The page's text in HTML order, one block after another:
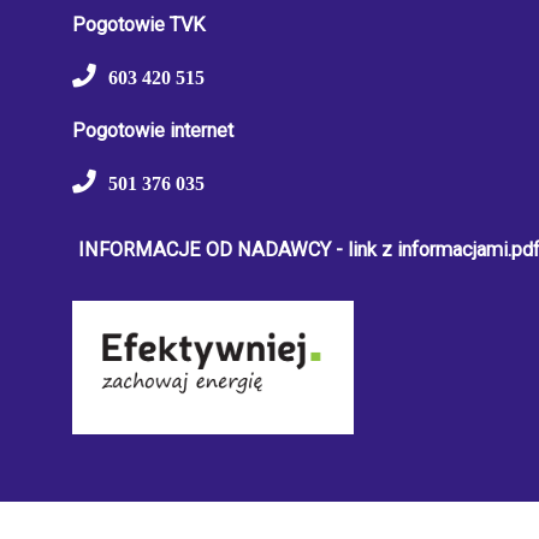
Pogotowie TVK
603 420 515
Pogotowie internet
501 376 035
INFORMACJE OD NADAWCY - link z informacjami.pdf